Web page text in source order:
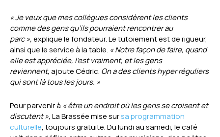
«Je veux que mes collègues considèrent les clients
comme des gens qu’ils pourraient rencontrer au
parc»,explique le fondateur. Le tutoiement est de rigueur,
ainsi que le service à la table. «Notre façon de faire, quand
elle est appréciée, l’est vraiment, et les gens
reviennent,ajoute Cédric. On a des clients hyper réguliers
qui sont là tous les jours. »
Pour parvenir à «être un endroit où les gens se croisent et
discutent»,La Brassée mise sursa programmation
culturelle, toujours gratuite. Du lundi au samedi, le café